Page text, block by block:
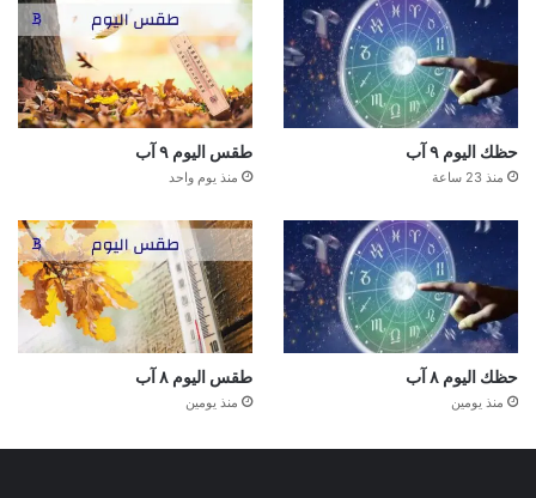
حظك اليوم ٩ آب
منذ 23 ساعة
طقس اليوم ٩ آب
منذ يوم واحد
حظك اليوم ٨ آب
منذ يومين
طقس اليوم ٨ آب
منذ يومين